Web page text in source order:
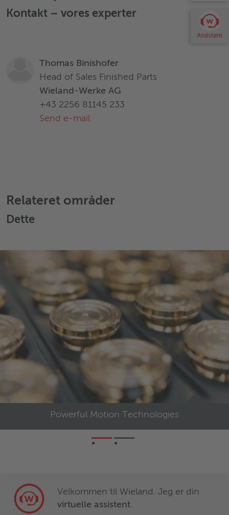
Kontakt – vores experter
Thomas Binishofer
Head of Sales Finished Parts
Wieland-Werke AG
+43 2256 81145 233
Send e-mail
Relateret områder
Dette
Powerful Motion Technologies
Velkommen til Wieland. Jeg er din
virtuelle assistent.